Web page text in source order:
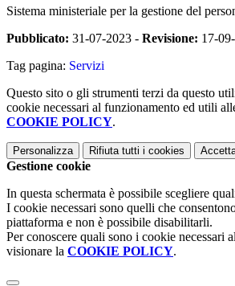
Sistema ministeriale per la gestione del
Pubblicato: 31-07-2023 - Revisione: 17-
Tag pagina: Servizi
Questo sito o gli strumenti terzi da questo
cookie necessari al funzionamento ed utili
COOKIE POLICY.
Personalizza Rifiuta tutti i cookies
Gestione cookie
In questa schermata è possibile scegliere
I cookie necessari sono quelli che
piattaforma e non è possibile disabilitarli.
Per conoscere quali sono i cookie necessari
visionare la COOKIE POLICY.